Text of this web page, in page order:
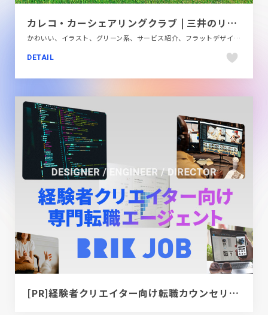
カレコ・カーシェアリングクラブ | 三井のリパークでカーシェア
かわいい、イラスト、グリーン系、サービス紹介、フラットデザイン、ブランド・サービスサイト、ポップ、自動車・乗り物・交通
DETAIL
[PR]経験者クリエイター向け転職カウンセリング｜デザイナー / ディレクター / エンジニア